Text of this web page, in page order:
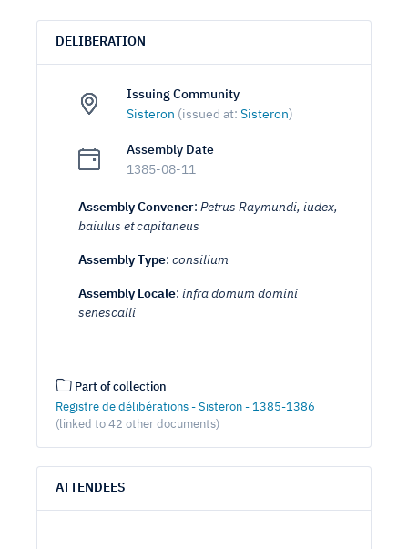
DELIBERATION
Issuing Community
Sisteron (issued at: Sisteron)
Assembly Date
1385-08-11
Assembly Convener: Petrus Raymundi, iudex,
baiulus et capitaneus
Assembly Type: consilium
Assembly Locale: infra domum domini
senescalli
Part of collection
Registre de délibérations - Sisteron - 1385-1386
(linked to 42 other documents)
ATTENDEES